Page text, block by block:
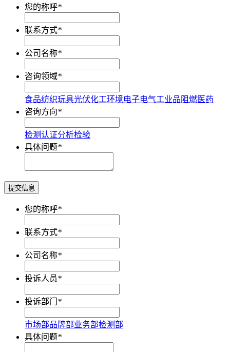
您的称呼*
联系方式*
公司名称*
咨询领域*
食品纺织玩具光伏化工环境电子电气工业品 阻燃医药
咨询方向*
检测认证分析检验
具体问题*
提交信息
您的称呼*
联系方式*
公司名称*
投诉人员*
投诉部门 *
市场部品牌部业务部检测部
具体问题*